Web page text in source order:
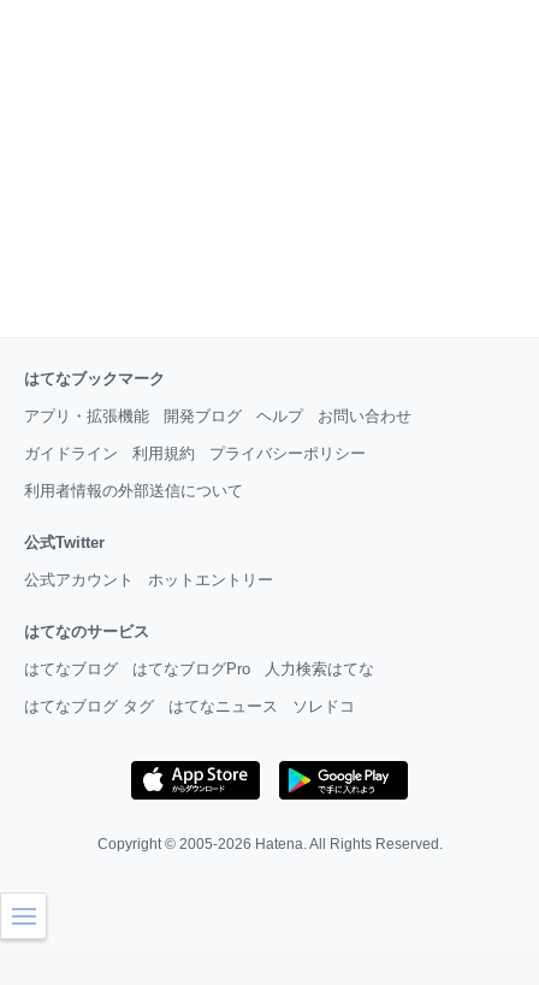
はてなブックマーク
アプリ・拡張機能 開発ブログ ヘルプ お問い合わせ
ガイドライン 利用規約 プライバシーポリシー
利用者情報の外部送信について
公式Twitter
公式アカウント ホットエントリー
はてなのサービス
はてなブログ はてなブログPro 人力検索はてな
はてなブログ タグ はてなニュース ソレドコ
Copyright © 2005-2026 Hatena. All Rights Reserved.